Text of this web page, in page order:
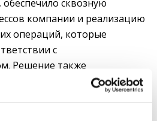
сквозную
компании и реализацию
операций, которые
с
Решение также
пользователям
вносить изменения в